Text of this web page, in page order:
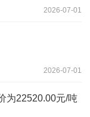
2026-07-01
2026-07-01
为22520.00元/吨